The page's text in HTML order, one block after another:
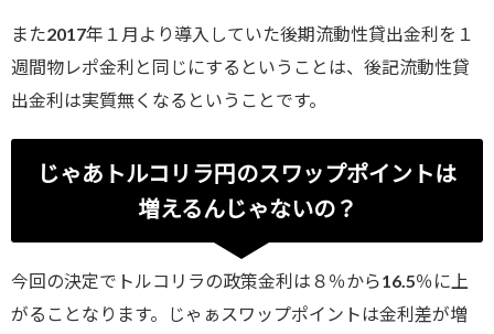
また2017年１月より導入していた後期流動性貸出金利を１
週間物レポ金利と同じにするということは、後記流動性貸
出金利は実質無くなるということです。
じゃあトルコリラ円のスワップポイントは
増えるんじゃないの？
今回の決定でトルコリラの政策金利は８％から16.5％に上
がることなります。じゃぁスワップポイントは金利差が増